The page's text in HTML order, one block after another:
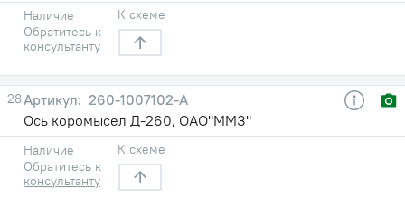
Наличие
Обратитесь к
консультанту
К схеме
28
260-1007102-А
Ось коромысел Д-260, ОАО"ММЗ"
Наличие
Обратитесь к
консультанту
К схеме